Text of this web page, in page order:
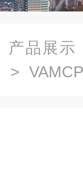
产品展示
>